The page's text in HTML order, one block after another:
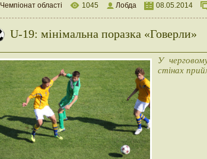
Чемпіонат області 1045 Лобда 08.05.2014
U-19: мінімальна поразка «Говерли»
У
стінах